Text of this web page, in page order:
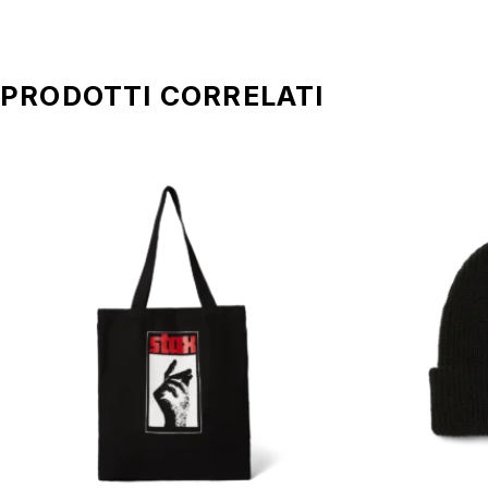
PRODOTTI CORRELATI